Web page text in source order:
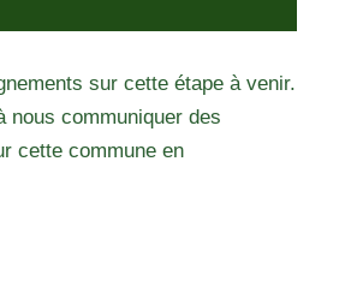
sur cette étape à venir.
nous communiquer des
cette commune en